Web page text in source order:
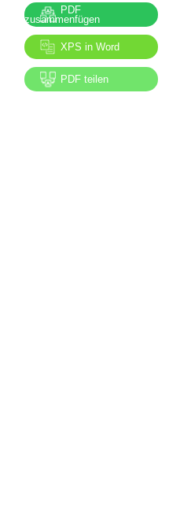
PDF
zusammenfügen
XPS in Word
PDF teilen